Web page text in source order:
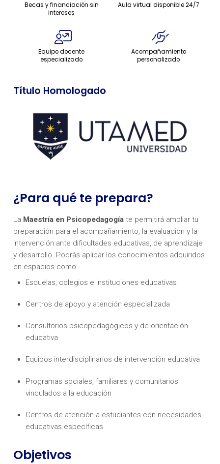
Becas y financiación sin
intereses
Aula virtual disponible 24/7
Equipo docente
especializado
Acompañamiento
personalizado
Título Homologado
¿Para qué te prepara?
La Maestríaen Psicopedagogíate permitirá ampliar tu
preparación para el acompañamiento, la evaluación y la
intervención ante dificultades educativas, de aprendizaje
y desarrollo. Podrás aplicar los conocimientos adquiridos
en espacios como:
Escuelas, colegios e instituciones educativas
Centros de apoyo y atención especializada
Consultorios psicopedagógicos y de orientación
educativa
Equipos interdisciplinarios de intervención educativa
Programas sociales, familiares y comunitarios
vinculados a la educación
Centros de atención a estudiantes con necesidades
educativas específicas
Objetivos